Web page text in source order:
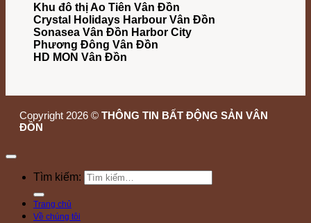
Khu đô thị Ao Tiên Vân Đồn
Crystal Holidays Harbour Vân Đồn
Sonasea Vân Đồn Harbor City
Phương Đông Vân Đồn
HD MON Vân Đồn
Copyright 2026 © THÔNG TIN BẤT ĐỘNG SẢN VÂN
ĐỒN
Tìm kiếm:
Trang chủ
Về chúng tôi